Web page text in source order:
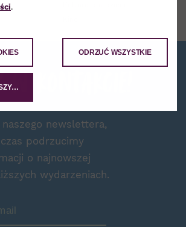
kontakcie!
newslettera,
podrzucimy
o najnowszej
wydarzeniach.
.
ODRZUĆ WSZYSTKIE